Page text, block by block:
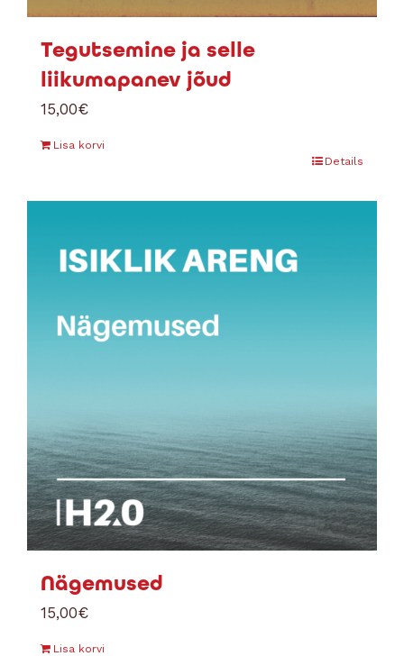
Tegutsemine ja selle
liikumapanev jõud
15,00€
Lisa korvi
Details
Nägemused
15,00€
Lisa korvi